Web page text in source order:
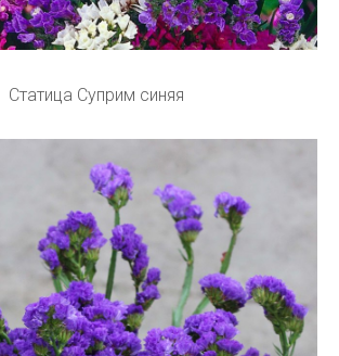
Статица Суприм синяя